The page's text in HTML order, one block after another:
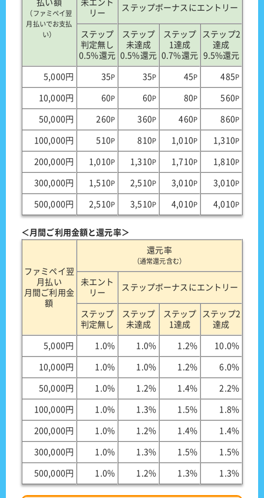
払い額
（ファミペイ翌
月払いでお支払
い）
未エント
リー
ステップボーナスにエントリー
ステップ
判定無し
0.5%還元
ステップ
未達成
0.5%還元
ステップ
1達成
0.7%還元
ステップ2
達成
9.5%還元
5,000円 35P 35P 45P 485P
10,000円 60P 60P 80P 560P
50,000円 260P 360P 460P 860P
100,000円 510P 810P 1,010P 1,310P
200,000円 1,010P 1,310P 1,710P 1,810P
300,000円 1,510P 2,510P 3,010P 3,010P
500,000円 2,510P 3,510P 4,010P 4,010P
＜月間ご利用金額と還元率＞
ファミペイ翌
月払い
月間ご利用金
額
還元率
（通常還元含む）
未エント
リー
ステップボーナスにエントリー
ステップ
判定無し
ステップ
未達成
ステップ
1達成
ステップ2
達成
5,000円 1.0% 1.0% 1.2% 10.0%
10,000円 1.0% 1.0% 1.2% 6.0%
50,000円 1.0% 1.2% 1.4% 2.2%
100,000円 1.0% 1.3% 1.5% 1.8%
200,000円 1.0% 1.2% 1.4% 1.4%
300,000円 1.0% 1.3% 1.5% 1.5%
500,000円 1.0% 1.2% 1.3% 1.3%